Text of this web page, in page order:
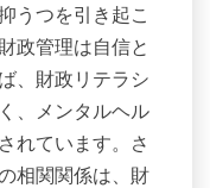
うつを引き起こ
政管理は自信と
、財政リテラシ
、メンタルヘル
れています。さ
相関関係は、財